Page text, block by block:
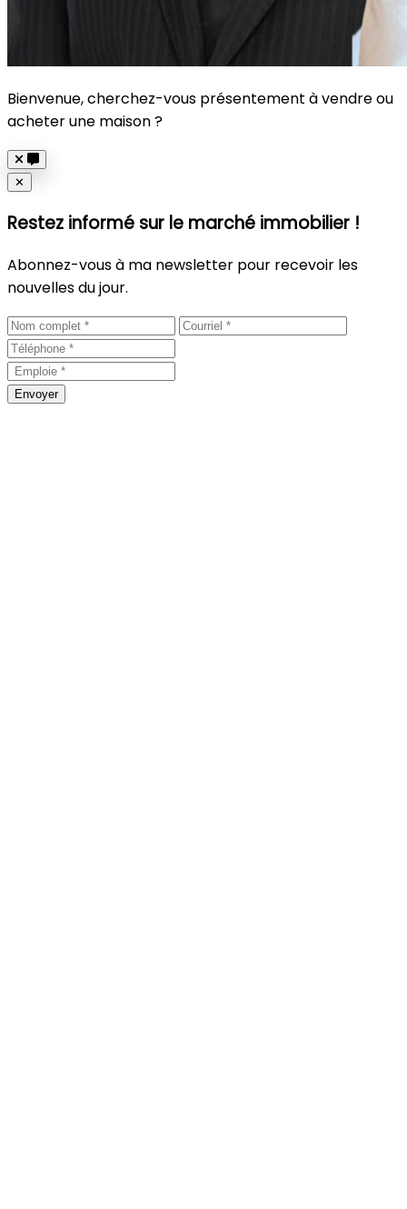
Bienvenue, cherchez-vous présentement à vendre ou
acheter une maison ?
Close
✕
Restez informé sur le marché immobilier !
Abonnez-vous à ma newsletter pour recevoir les
nouvelles du jour.
Envoyer